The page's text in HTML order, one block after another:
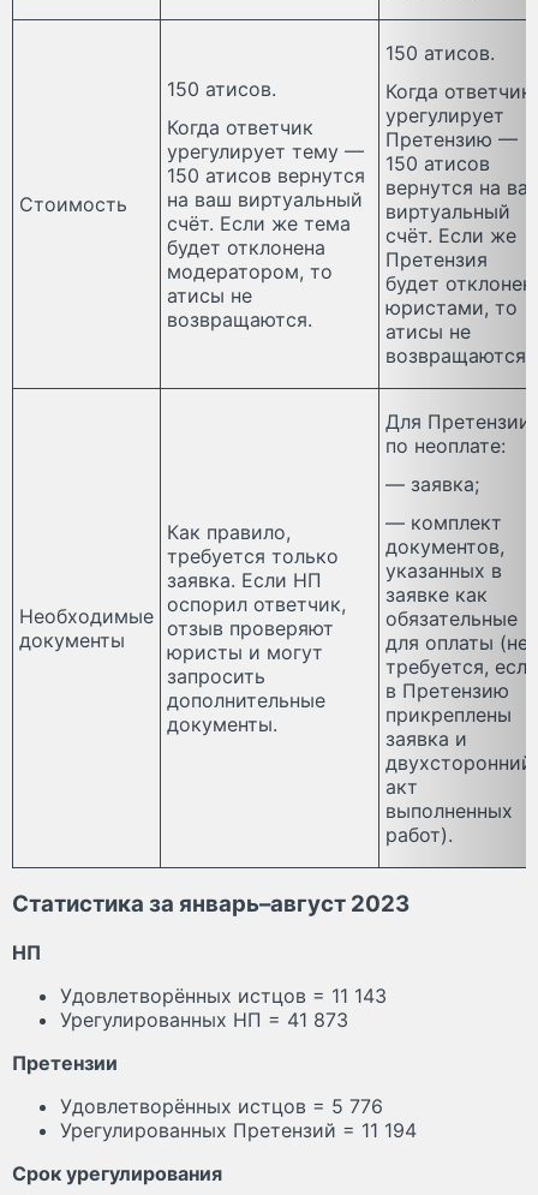
Стоимость
150 атисов.
Когда ответчик
урегулирует тему —
150 атисов вернутся
на ваш виртуальный
счёт. Если же тема
будет отклонена
модератором, то
атисы не
возвращаются.
150 атисов.
Когда ответчик
урегулирует
Претензию —
150 атисов
вернутся на
виртуальный
счёт. Если же
Претензия
будет
юристами, то
атисы не
возвращаются.
Необходимые
документы
Как правило,
требуется только
заявка. Если НП
оспорил ответчик,
отзыв проверяют
юристы и могут
запросить
дополнительные
документы.
Для Претензии
по неоплате:
— заявка;
— комплект
документов,
указанных в
заявке как
обязательные
для оплаты (не
требуется, если
в Претензию
прикреплены
заявка и
двухсторонний
акт
выполненных
работ).
Статистика за январь–август 2023
НП
Удовлетворённых истцов = 11 143
Урегулированных НП = 41 873
Претензии
Удовлетворённых истцов = 5 776
Урегулированных Претензий = 11 194
Срок урегулирования